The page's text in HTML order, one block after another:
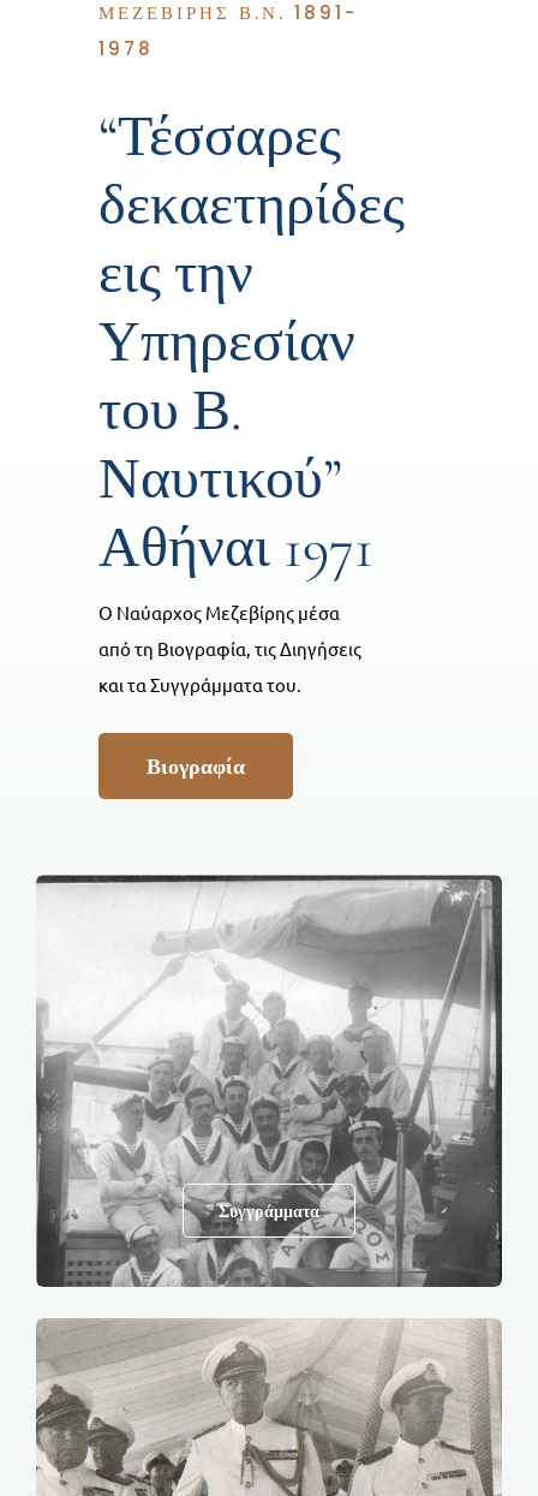
Επικοινωνία
ΜΕΖΕΒΙΡΗΣ Β.Ν. 1891-
1978
“Τέσσαρες
δεκαετηρίδες
εις την
Υπηρεσίαν
του Β.
Ναυτικού”
Αθήναι 1971
Ο Ναύαρχος Μεζεβίρης μέσα
από τη Βιογραφία, τις Διηγήσεις
και τα Συγγράμματα του.
Βιογραφία
Συγγράμματα